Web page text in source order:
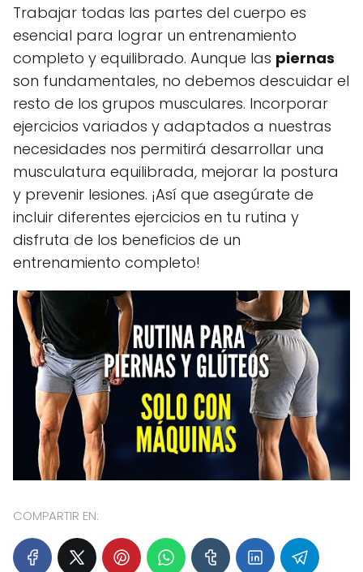
Trabajar todas las partes del cuerpo es
esencial para lograr un entrenamiento
completo y equilibrado. Aunque las piernas
son fundamentales, no debemos descuidar el
resto de los grupos musculares. Incorporar
ejercicios variados y adaptados a nuestras
necesidades nos permitirá desarrollar una
musculatura equilibrada, mejorar la postura
y prevenir lesiones. ¡Así que asegúrate de
incluir diferentes ejercicios en tu rutina y
disfruta de los beneficios de un
entrenamiento completo!
COMPARTIR EN: